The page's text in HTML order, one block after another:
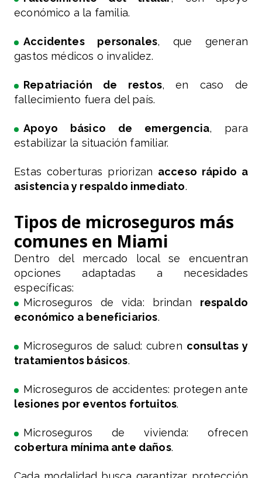
económico a la familia.
Accidentes personales, que generan
gastos médicos o invalidez.
Repatriación de restos, en caso de
fallecimiento fuera del país.
Apoyo básico de emergencia, para
estabilizar la situación familiar.
Estas coberturas priorizan acceso rápido a
asistencia y respaldo inmediato.
Tipos de microseguros más
comunes en Miami
Dentro del mercado local se encuentran
opciones adaptadas a necesidades
específicas:
Microseguros de vida: brindan respaldo
económico a beneficiarios.
Microseguros de salud: cubren consultas y
tratamientos básicos.
Microseguros de accidentes: protegen ante
lesiones por eventos fortuitos.
Microseguros de vivienda: ofrecen
cobertura mínima ante daños.